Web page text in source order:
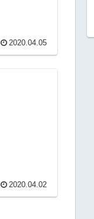
2020.04.05
2020.04.02